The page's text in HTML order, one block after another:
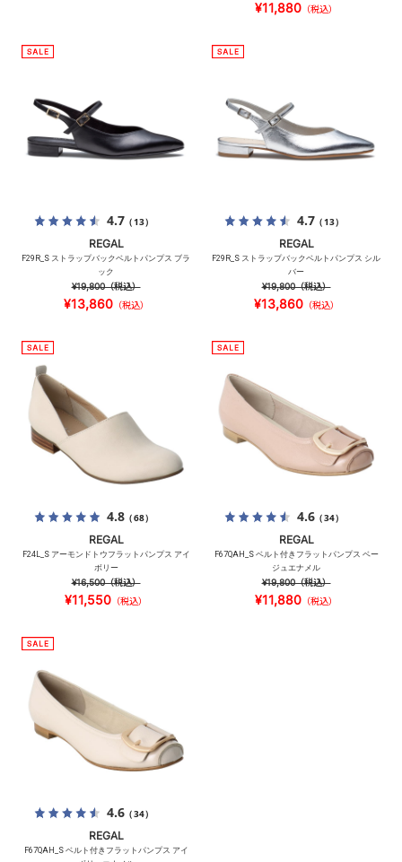
¥11,880 （税込）
4.7（13）
REGAL
F29R_S ストラップバックベルトパンプス ブラ
ック
¥19,800（税込）
¥13,860（税込）
4.7（13）
REGAL
F29R_S ストラップバックベルトパンプス シル
バー
¥19,800（税込）
¥13,860（税込）
4.8（68）
REGAL
F24L_S アーモンドトウフラットパンプス アイ
ボリー
¥16,500（税込）
¥11,550 （税込）
4.6（34）
REGAL
F67QAH_S ベルト付きフラットパンプス ベー
ジュエナメル
¥19,800（税込）
¥11,880 （税込）
4.6（34）
REGAL
F67QAH_S ベルト付きフラットパンプス アイ